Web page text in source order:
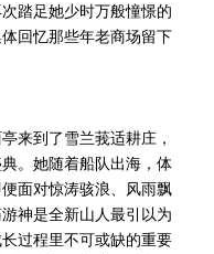
踏足她少时万般憧憬的
回忆那些年老商场留下
来到了雪兰莪适耕庄，
。她随着船队出海，体
面对惊涛骇浪、风雨飘
神是全新山人最引以为
过程里不可或缺的重要